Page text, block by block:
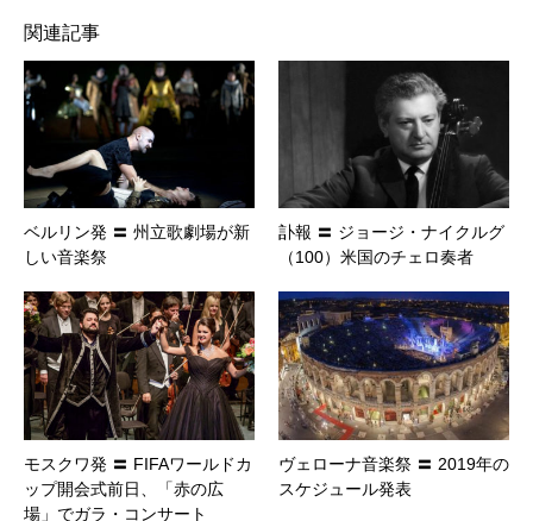
関連記事
ベルリン発 〓 州立歌劇場が新
しい音楽祭
訃報 〓 ジョージ・ナイクルグ
（100）米国のチェロ奏者
モスクワ発 〓 FIFAワールドカ
ップ開会式前日、「赤の広
場」でガラ・コンサート
ヴェローナ音楽祭 〓 2019年の
スケジュール発表